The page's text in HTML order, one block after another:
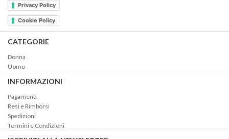
Privacy Policy
Cookie Policy
CATEGORIE
Donna
Uomo
INFORMAZIONI
Pagamenti
Resi e Rimborsi
Spedizioni
Termini e Condizioni